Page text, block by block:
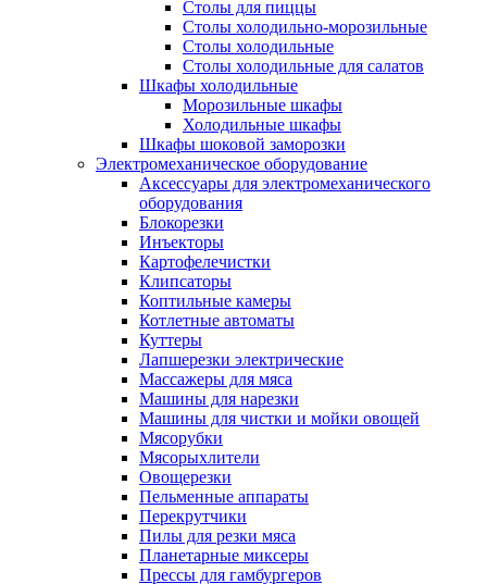
Столы для пиццы
Столы холодильно-морозильные
Столы холодильные
Столы холодильные для салатов
Шкафы холодильные
Mорозильные шкафы
Холодильные шкафы
Шкафы шоковой заморозки
Электромеханическое оборудование
Аксессуары для электромеханического
оборудования
Блокорезки
Инъекторы
Картофелечистки
Клипсаторы
Коптильные камеры
Котлетные автоматы
Куттеры
Лапшерезки электрические
Массажеры для мяса
Машины для нарезки
Машины для чистки и мойки овощей
Мясорубки
Мясорыхлители
Овощерезки
Пельменные аппараты
Перекрутчики
Пилы для резки мяса
Планетарные миксеры
Прессы для гамбургеров